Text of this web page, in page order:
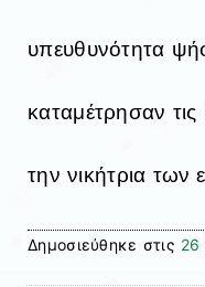
υπευθυνότητα
καταμέτρησαν
την νικήτρια των
Δημοσιεύθηκε στις 26